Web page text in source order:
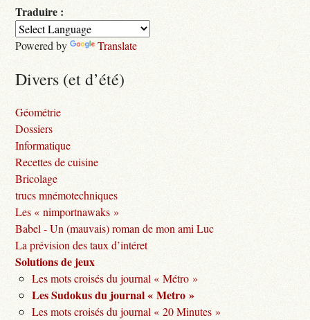
Traduire :
Powered by Translate
Divers (et d’été)
Géométrie
Dossiers
Informatique
Recettes de cuisine
Bricolage
trucs mnémotechniques
Les « nimportnawaks »
Babel - Un (mauvais) roman de mon ami Luc
La prévision des taux d’intéret
Solutions de jeux
Les mots croisés du journal « Métro »
Les Sudokus du journal « Metro »
Les mots croisés du journal « 20 Minutes »